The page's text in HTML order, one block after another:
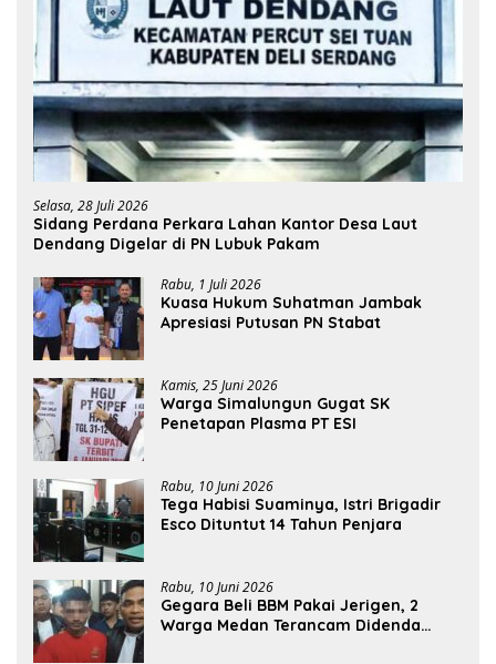
Selasa, 28 Juli 2026
Sidang Perdana Perkara Lahan Kantor Desa Laut
Dendang Digelar di PN Lubuk Pakam
Rabu, 1 Juli 2026
Kuasa Hukum Suhatman Jambak
Apresiasi Putusan PN Stabat
Kamis, 25 Juni 2026
Warga Simalungun Gugat SK
Penetapan Plasma PT ESI
Rabu, 10 Juni 2026
Tega Habisi Suaminya, Istri Brigadir
Esco Dituntut 14 Tahun Penjara
Rabu, 10 Juni 2026
Gegara Beli BBM Pakai Jerigen, 2
Warga Medan Terancam Didenda